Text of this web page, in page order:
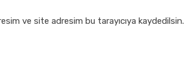
ve site adresim bu tarayıcıya kaydedilsin.